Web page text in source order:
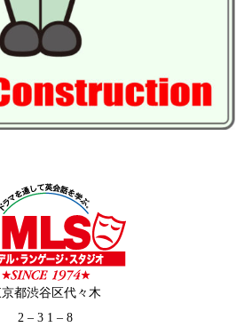
都渋谷区代々木
2 – 3 1 – 8